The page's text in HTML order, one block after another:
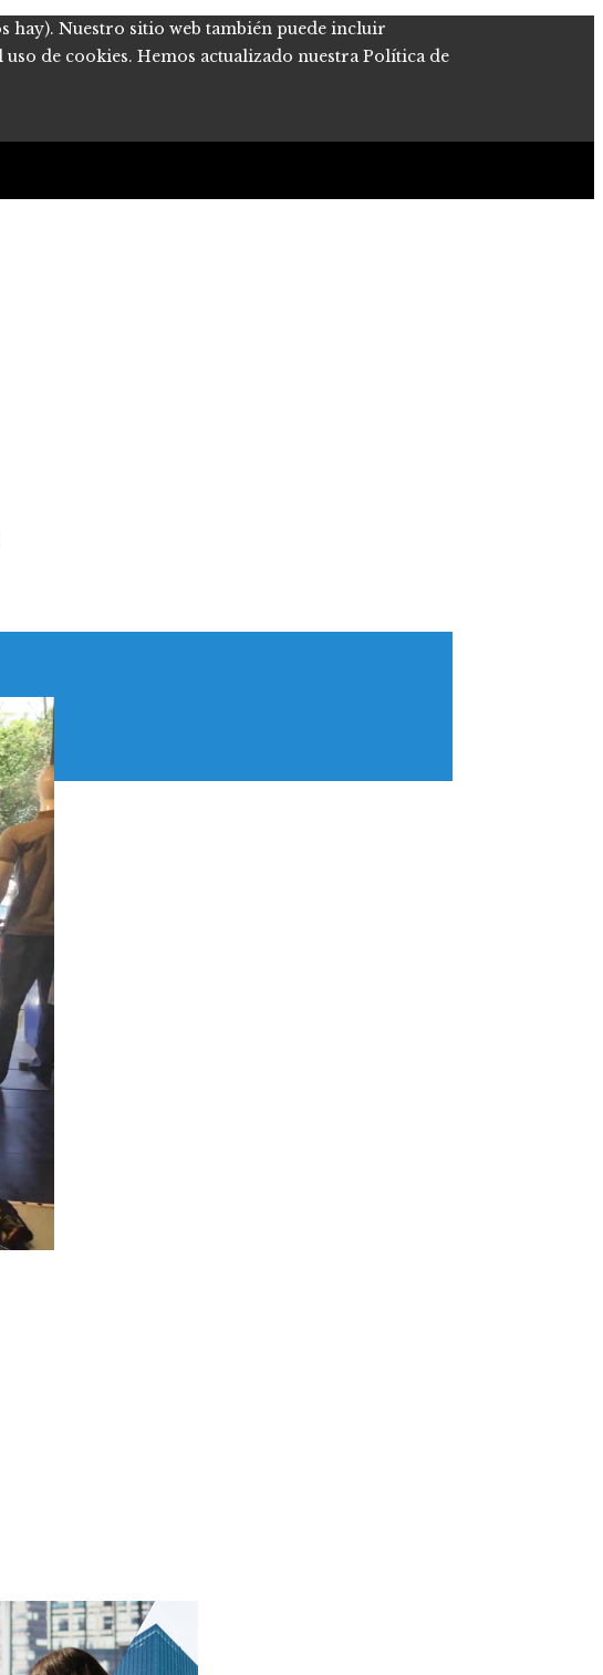
hay). Nuestro sitio web también puede incluir
de cookies. Hemos actualizado nuestra Política de